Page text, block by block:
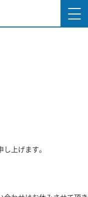
上げます。